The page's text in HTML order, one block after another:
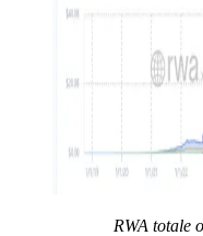
RWA totale